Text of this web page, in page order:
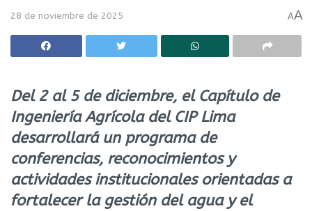
28 de noviembre de 2025 AA
Del 2 al 5 de diciembre, el Capítulo de
Ingeniería Agrícola del CIP Lima
desarrollará un programa de
conferencias, reconocimientos y
actividades institucionales orientadas a
fortalecer la gestión del agua y el